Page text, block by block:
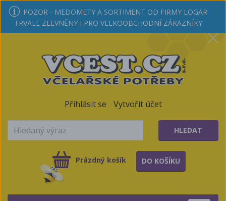
POZOR - MEDOMETY A SORTIMENT OD FIRMY LOGAR
TRVALE ZLEVNĚNY I PRO VELKOOBCHODNÍ ZÁKAZNÍKY
Přihlásit se Vytvořit účet
HLEDAT
Prázdný košík DO KOŠÍKU